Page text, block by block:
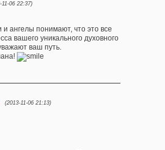
11-06 22:37)
и ангелы понимают, что это все
вашего уникального духовного
ваш путь.
(2013-11-06 21:13)